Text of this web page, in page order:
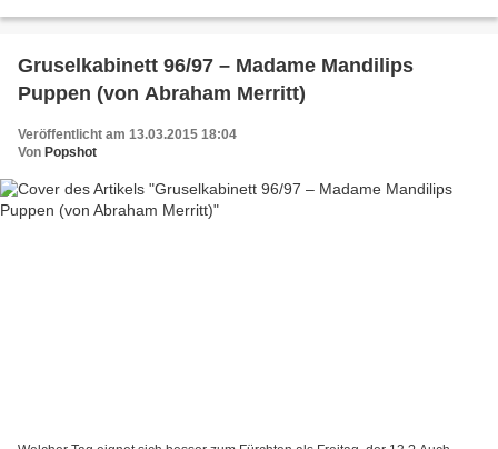
Gruselkabinett 96/97 – Madame Mandilips
Puppen (von Abraham Merritt)
Veröffentlicht am 13.03.2015 18:04
Von Popshot